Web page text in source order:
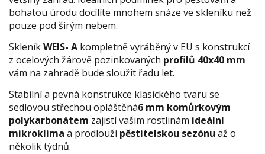
bohatou úrodu docílíte mnohem snáze ve skleníku než
pouze pod širým nebem.
SkleníkWEIS- A kompletně vyráběný v EU s konstrukcí
z ocelových žárově pozinkovaných profilů 40x40 mm
vám na zahradě bude sloužit řadu let.
Stabilní a pevná konstrukce klasického tvaru se
sedlovou střechou opláštěná6 mm komůrkovým
polykarbonátem zajistí vašim rostlinám ideální
mikroklima a prodloužípěstitelskou sezónu až o
několik týdnů.